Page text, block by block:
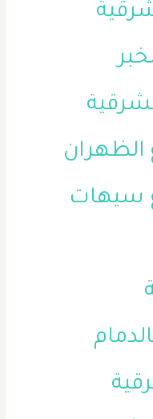
الظهران
سيهات